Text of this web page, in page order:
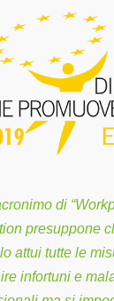
di
presuppone
attui tutte le
infortuni e